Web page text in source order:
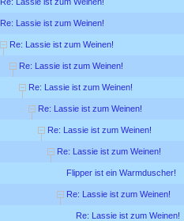
Re: Lassie ist zum Weinen!
Re: Lassie ist zum Weinen!
Re: Lassie ist zum Weinen!
Re: Lassie ist zum Weinen!
Re: Lassie ist zum Weinen!
Re: Lassie ist zum Weinen!
Re: Lassie ist zum Weinen!
Flipper ist ein Warmduscher!
Re: Lassie ist zum Weinen!
Re: Lassie ist zum Weinen!